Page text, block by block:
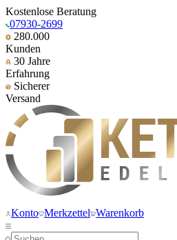
Kostenlose Beratung
07930-2699
280.000
Kunden
30 Jahre
Erfahrung
Sicherer
Versand
Konto Merkzettel Warenkorb